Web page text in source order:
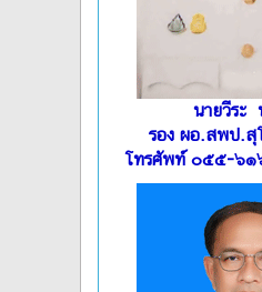
นายวีระ
รอง ผอ.สพป.สุ
โทรศัพท์ ๐๕๕-๖